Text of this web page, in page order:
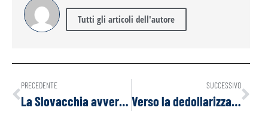
Tutti gli articoli dell'autore
PRECEDENTE
La Slovacchia avverte che “accordi bilaterali” potrebbero vedere singoli Stati della NATO inviare truppe in Ucraina
SUCCESSIVO
Verso la dedollarizzazione: Intervista a Sergei Glazyev